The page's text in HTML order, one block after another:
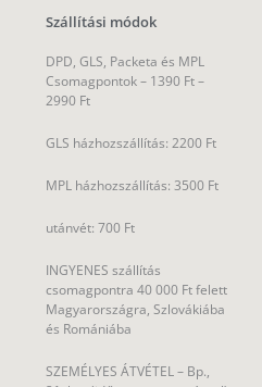
Szállítási módok
DPD, GLS, Packeta és MPL
Csomagpontok – 1390 Ft –
2990 Ft
GLS házhozszállítás: 2200 Ft
MPL házhozszállítás: 3500 Ft
utánvét: 700 Ft
INGYENES szállítás
csomagpontra 40 000 Ft felett
Magyarországra, Szlovákiába
és Romániába
SZEMÉLYES ÁTVÉTEL – Bp.,